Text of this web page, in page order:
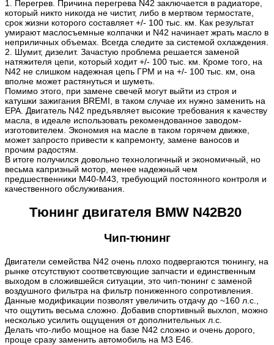
1. Перегрев. Причина перегрева N42 заключается в радиаторе,
который никто никогда не чистит, либо в мертвом термостате,
срок жизни которого составляет +/- 100 тыс. км. Как результат
умирают маслосъемные колпачки и N42 начинает жрать масло в
неприличных объемах. Всегда следите за системой охлаждения.
2. Шумит, дизелит. Зачастую проблема решается заменой
натяжителя цепи, который ходит +/- 100 тыс. км. Кроме того, на
N42 не слишком надежная цепь ГРМ и на +/- 100 тыс. км, она
вполне может растянуться и шуметь.
Помимо этого, при замене свечей могут выйти из строя и
катушки зажигания BREMI, в таком случае их нужно заменить на
EPA. Двигатель N42 предъявляет высокие требования к качеству
масла, в идеале использовать рекомендованное заводом-
изготовителем. Экономия на масле в таком горячем движке,
может запросто привести к капремонту, замене ваносов и
прочим радостям.
В итоге получился довольно технологичный и экономичный, но
весьма капризный мотор, менее надежный чем
предшественники М40-М43, требующий постоянного контроля и
качественного обслуживания.
Тюнинг двигателя BMW N42B20
Чип-тюнинг
Двигатели семейства N42 очень плохо подвергаются тюнингу, на
рынке отсутствуют соответсвующие запчасти и единственным
выходом в сложившейся ситуации, это чип-тюнинг с заменой
воздушного фильтра на фильтр пониженного сопротивления.
Данные модификации позволят увеличить отдачу до ~160 л.с.,
что ощутить весьма сложно. Добавив спортивный выхлоп, можно
несколько усилить ощущения от дополнительных л.с.
Делать что-либо мощное на базе N42 сложно и очень дорого,
проще сразу заменить автомобиль на M3 E46.